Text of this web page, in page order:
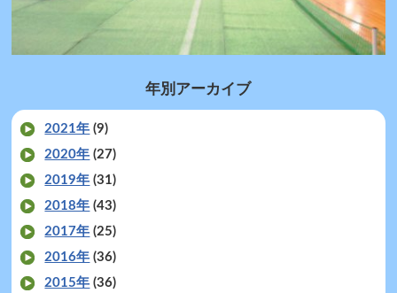
年別アーカイブ
2021年 (9)
2020年 (27)
2019年 (31)
2018年 (43)
2017年 (25)
2016年 (36)
2015年 (36)